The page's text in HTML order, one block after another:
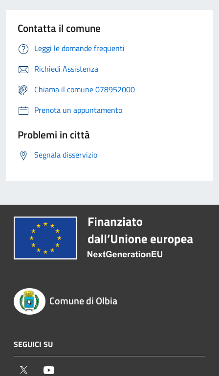
Contatta il comune
Leggi le domande frequenti
Richiedi Assistenza
Chiama il comune 078952000
Prenota un appuntamento
Problemi in città
Segnala disservizio
Comune di Olbia
SEGUICI SU
Twitter